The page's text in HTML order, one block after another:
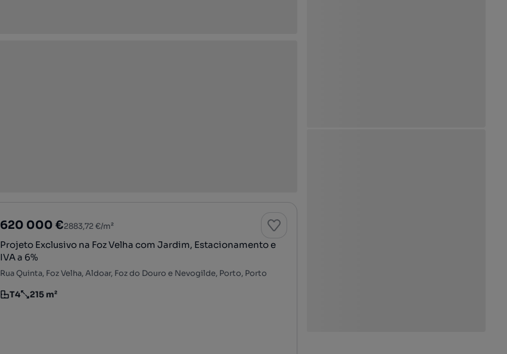
620 000 €2883,72 €/m²
Projeto Exclusivo na Foz Velha com Jardim, Estacionamento e
IVA a 6%
Rua Quinta, Foz Velha, Aldoar, Foz do Douro e Nevogilde, Porto, Porto
Tipologia
T4
Preço por metro quadrado
215 m²